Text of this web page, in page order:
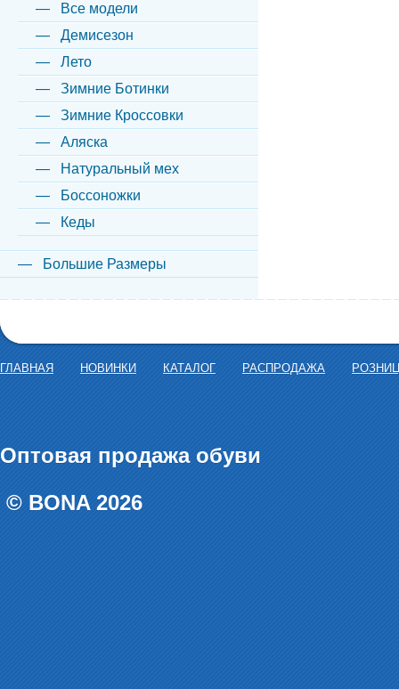
Все модели
Демисезон
Лето
Зимние Ботинки
Зимние Кроссовки
Аляска
Натуральный мех
Боссоножки
Кеды
Большие Размеры
ГЛАВНАЯ НОВИНКИ КАТАЛОГ РАСПРОДАЖА
Оптовая продажа обуви
© BONA 2026